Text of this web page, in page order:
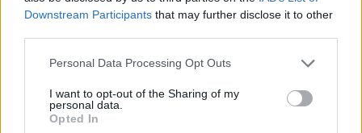
Downstream Participants that may further disclose it to other
Please note that this website/app uses one or more Google
not limited to your visit or usage behaviour. You may click to
grant or deny consent to Google and its third-party tags to
use your data for below specified purposes in below Google
Personal Data Processing Opt Outs
I want to opt-out of the Sharing of my
personal data.
Opted In
«Καμπανάκι» ειδικών για
εμβολιασμούς: «Χρειαζόμαστε να
εμβολιάσουμε τα παιδιά»
29/11/2021 - 09:15